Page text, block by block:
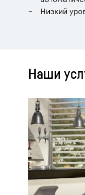
Низкий
Наши